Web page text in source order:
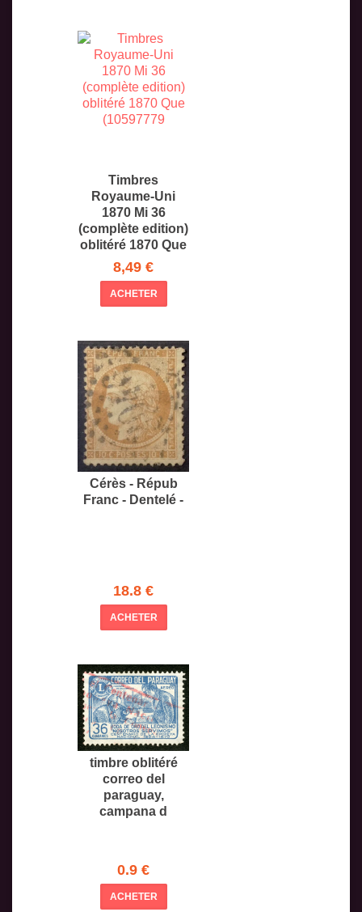
Timbres
Royaume-Uni
1870 Mi 36
(complète edition)
oblitéré 1870 Que
8,49 €
ACHETER
Cérès - Répub
Franc - Dentelé -
18.8 €
ACHETER
timbre oblitéré
correo del
paraguay,
campana d
0.9 €
ACHETER